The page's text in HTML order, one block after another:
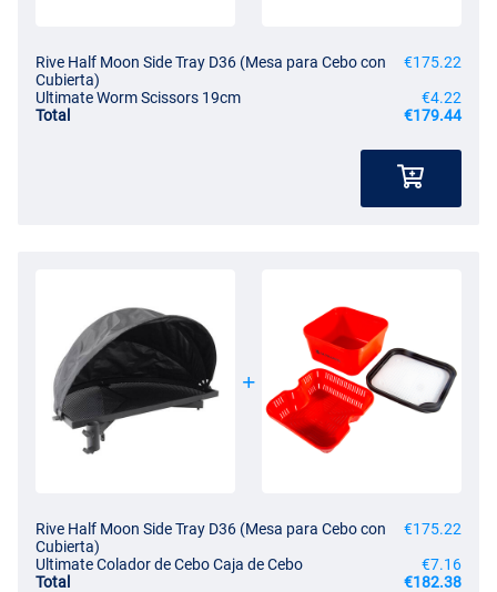
Rive Half Moon Side Tray D36 (Mesa para Cebo con
Cubierta)
€175.22
Ultimate Worm Scissors 19cm
€4.22
Total
€179.44
Rive Half Moon Side Tray D36 (Mesa para Cebo con
Cubierta)
€175.22
Ultimate Colador de Cebo Caja de Cebo
€7.16
Total
€182.38